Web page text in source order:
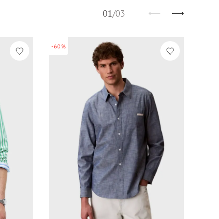
01/03
-60%